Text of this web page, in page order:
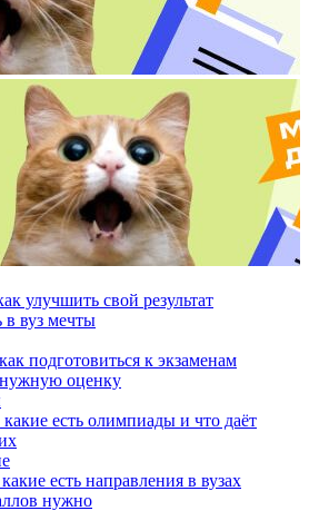
улучшить свой результат
в вуз мечты
подготовиться к экзаменам
оценку
есть олимпиады и что даёт
есть направления в вузах
нужно